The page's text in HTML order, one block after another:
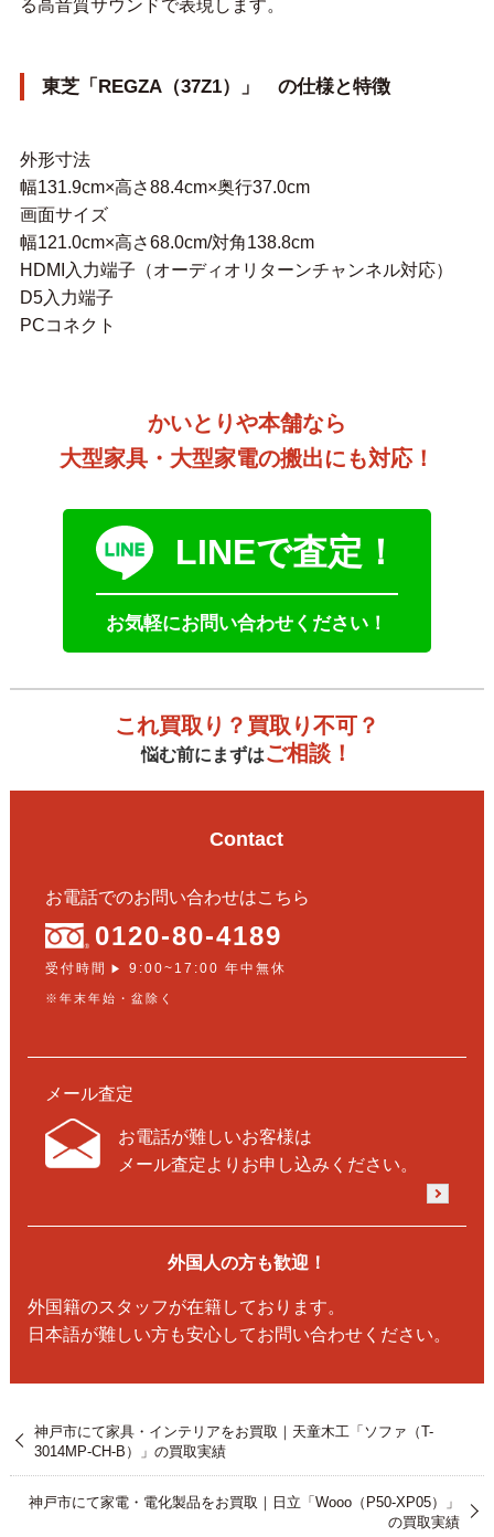
る高音質サウンドで表現します。
東芝「REGZA（37Z1）」 の仕様と特徴
外形寸法
幅131.9cm×高さ88.4cm×奥行37.0cm
画面サイズ
幅121.0cm×高さ68.0cm/対角138.8cm
HDMI入力端子（オーディオリターンチャンネル対応）
D5入力端子
PCコネクト
かいとりや本舗なら
大型家具・大型家電の搬出にも対応！
LINEで査定！
お気軽にお問い合わせください！
これ買取り？買取り不可？
悩む前にまずはご相談！
Contact
お電話でのお問い合わせはこちら
0120-80-4189
受付時間 ▶ 9:00~17:00 年中無休
※年末年始・盆除く
メール査定
お電話が難しいお客様は
メール査定よりお申し込みください。
外国人の方も歓迎！
外国籍のスタッフが在籍しております。
日本語が難しい方も安心してお問い合わせください。
神戸市にて家具・インテリアをお買取｜天童木工「ソファ（T-
3014MP-CH-B）」の買取実績
神戸市にて家電・電化製品をお買取｜日立「Wooo（P50-XP05）」
の買取実績